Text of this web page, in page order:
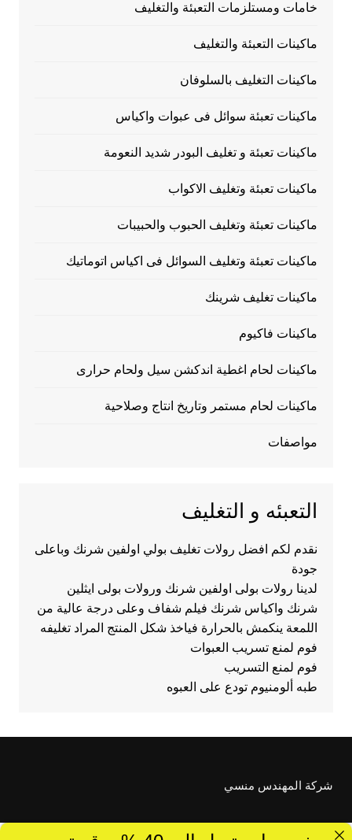
خامات ومستلزمات التعبئة والتغليف
ماكينات التعبئة والتغليف
ماكينات التغليف بالسلوفان
ماكينات تعبئة سوائل فى عبوات واكياس
ماكينات تعبئة و تغليف البودر شديد النعومة
ماكينات تعبئة وتغليف الاكواب
ماكينات تعبئة وتغليف الحبوب والحبيبات
ماكينات تعبئة وتغليف السوائل فى اكياس اتوماتيك
ماكينات تغليف شرينك
ماكينات فاكيوم
ماكينات لحام اغطية اندكشن سيل ولحام حرارى
ماكينات لحام مستمر وتاريخ انتاج وصلاحية
مواصفات
التعبئه و التغليف
نقدم لكم افضل رولات تغليف بولي اولفين شرنك وباعلى
جودة
لدينا رولات بولى اولفين شرنك ورولات بولى ايثلين
شرنك واكياس شرنك فيلم شفاف وعلى درجة عالية من
اللمعة ينكمش بالحرارة فياخذ شكل المنتج المراد تغليفه
فوم لمنع تسريب العبوات
فوم لمنع التسريب
طبه ألومنيوم تودع على العبوه
شركة المهندس منسي